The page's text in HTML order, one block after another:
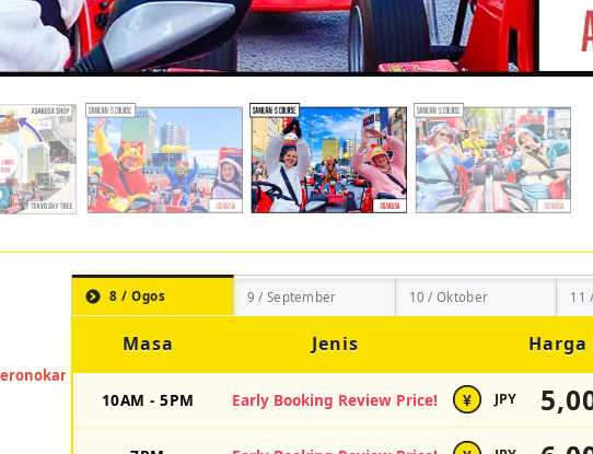
8 / Ogos 9 / September 10 / Oktober 11
Masa Jenis Harga
10AM - 5PM Early Booking Review Price! ¥ JPY